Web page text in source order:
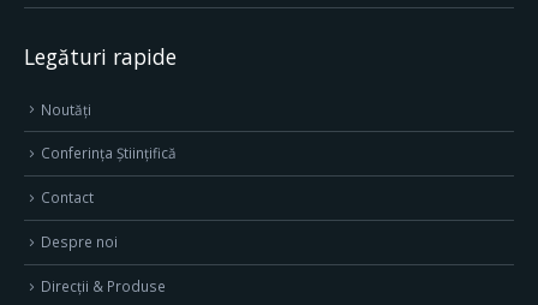
Legături rapide
Noutăți
Conferința Științifică
Contact
Despre noi
Direcţii & Produse